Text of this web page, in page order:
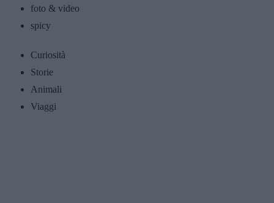
foto & video
spicy
Curiosità
Storie
Animali
Viaggi